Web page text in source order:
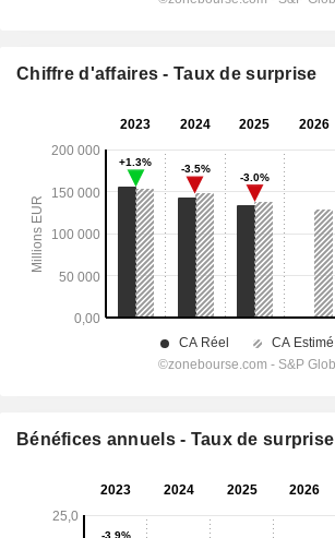
Chiffre d'affaires - Taux de surprise
Bénéfices annuels - Taux de surprise